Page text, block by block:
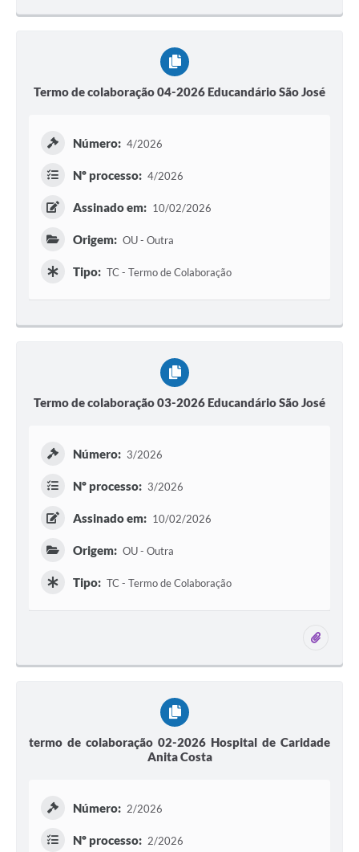
Termo de colaboração 04-2026 Educandário São José
Número: 4/2026
Nº processo: 4/2026
Assinado em: 10/02/2026
Origem: OU - Outra
Tipo: TC - Termo de Colaboração
Termo de colaboração 03-2026 Educandário São José
Número: 3/2026
Nº processo: 3/2026
Assinado em: 10/02/2026
Origem: OU - Outra
Tipo: TC - Termo de Colaboração
termo de colaboração 02-2026 Hospital de Caridade
Anita Costa
Número: 2/2026
Nº processo: 2/2026